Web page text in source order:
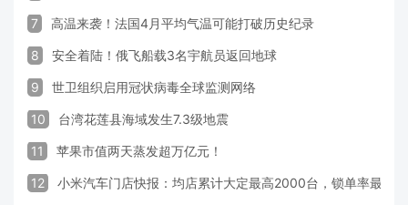
7 高温来袭！法国4月平均气温可能打破历史纪录
8 安全着陆！俄飞船载3名宇航员返回地球
9 世卫组织启用冠状病毒全球监测网络
10 台湾花莲县海域发生7.3级地震
11 苹果市值两天蒸发超万亿元！
12 小米汽车门店快报：均店累计大定最高2000台，锁单率最高